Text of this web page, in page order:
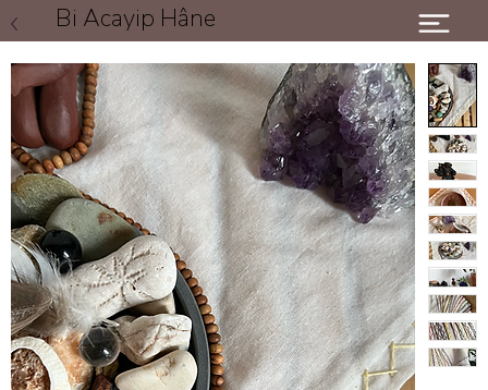
Bi Acayip Hâne